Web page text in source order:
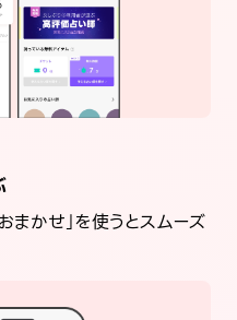
まかせ」を使うとスムーズ